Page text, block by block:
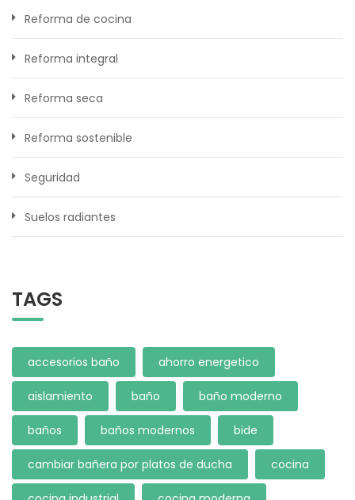
Reforma de cocina
Reforma integral
Reforma seca
Reforma sostenible
Seguridad
Suelos radiantes
TAGS
accesorios baño ahorro energetico
aislamiento baño baño moderno
baños baños modernos bide
cambiar bañera por platos de ducha cocina